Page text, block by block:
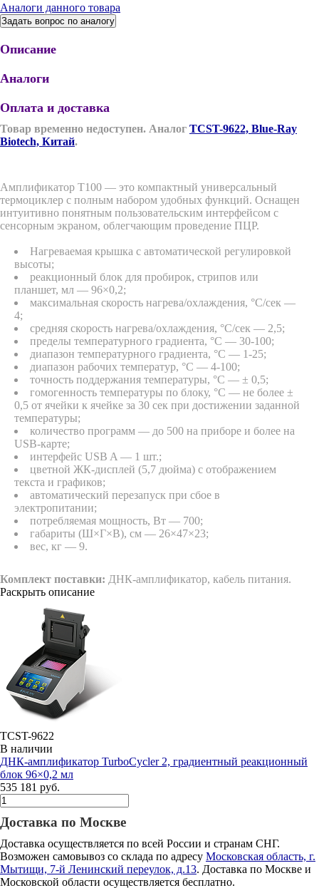
Аналоги данного товара
Задать вопрос по аналогу
Описание
Аналоги
Оплата и доставка
Товар временно недоступен. Аналог TCST-9622, Blue-Ray
Biotech, Китай.
Амплификатор T100 — это компактный универсальный
термоциклер с полным набором удобных функций. Оснащен
интуитивно понятным пользовательским интерфейсом с
сенсорным экраном, облегчающим проведение ПЦР.
Нагреваемая крышка с автоматической регулировкой
высоты;
реакционный блок для пробирок, стрипов или
планшет, мл — 96×0,2;
максимальная скорость нагрева/охлаждения, °С/сек —
4;
средняя скорость нагрева/охлаждения, °С/сек — 2,5;
пределы температурного градиента, °C — 30-100;
диапазон температурного градиента, °C — 1-25;
диапазон рабочих температур, °C — 4-100;
точность поддержания температуры, °C — ± 0,5;
гомогенность температуры по блоку, °С — не более ±
0,5 от ячейки к ячейке за 30 сек при достижении заданной
температуры;
количество программ — до 500 на приборе и более на
USB-карте;
интерфейс USB A — 1 шт.;
цветной ЖК-дисплей (5,7 дюйма) c отображением
текста и графиков;
автоматический перезапуск при сбое в
электропитании;
потребляемая мощность, Вт — 700;
габариты (Ш×Г×В), см — 26×47×23;
вес, кг — 9.
Комплект поставки: ДНК-амплификатор, кабель питания.
Раскрыть описание
TCST-9622
В наличии
ДНК-амплификатор TurboCycler 2, градиентный реакционный
блок 96×0,2 мл
535 181 руб.
Доставка по Москве
Доставка осуществляется по всей России и странам СНГ.
Возможен самовывоз со склада по адресу Московская область, г.
Мытищи, 7-й Ленинский переулок, д.13. Доставка по Москве и
Московской области осуществляется бесплатно.